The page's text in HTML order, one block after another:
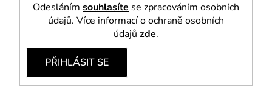
Odesláním souhlasíte se zpracováním osobních
údajů. Více informací o ochraně osobních
údajů zde.
PŘIHLÁSIT SE